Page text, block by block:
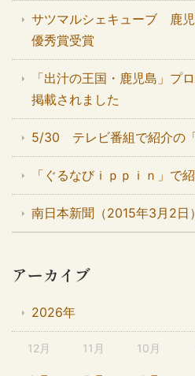
サツマルシェキューブ 鹿
優秀賞受賞
「出汁の王国・鹿児島」プ
掲載されました
5/30 テレビ番組で紹介の「
「ぐるなびｉｐｐｉｎ」で
南日本新聞（2015年3月2日
アーカイブ
2026年
12月 11月 10月